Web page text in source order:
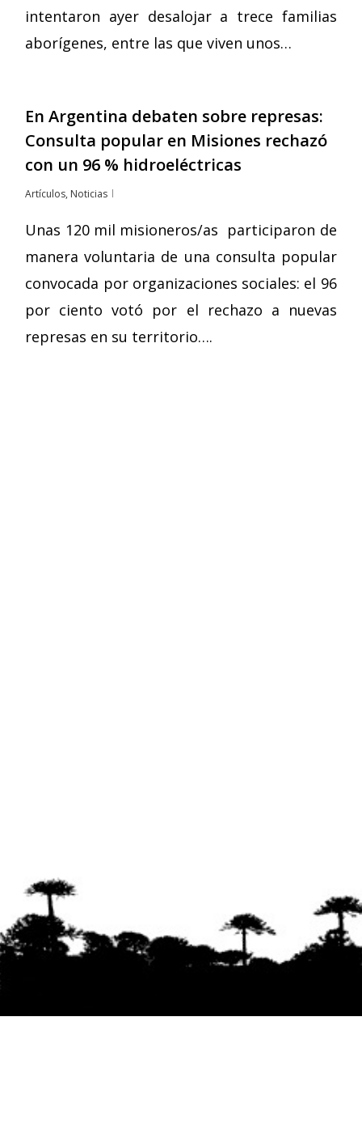
intentaron ayer desalojar a trece familias
aborígenes, entre las que viven unos…
En Argentina debaten sobre represas:
Consulta popular en Misiones rechazó
con un 96 % hidroeléctricas
Artículos, Noticias
Unas 120 mil misioneros/as participaron de
manera voluntaria de una consulta popular
convocada por organizaciones sociales: el 96
por ciento votó por el rechazo a nuevas
represas en su territorio….